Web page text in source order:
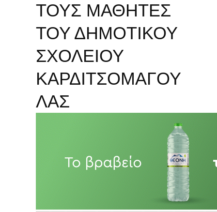
ΤΟΥΣ ΜΑΘΗΤΕΣ
ΤΟΥ ΔΗΜΟΤΙΚΟΥ
ΣΧΟΛΕΙΟΥ
ΚΑΡΔΙΤΣΟΜΑΓΟΥ
ΛΑΣ